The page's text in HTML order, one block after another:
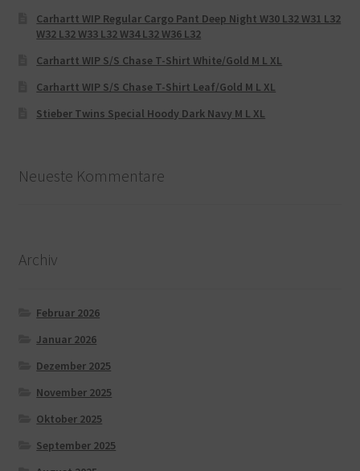
Carhartt WIP Regular Cargo Pant Deep Night W30 L32 W31 L32
W32 L32 W33 L32 W34 L32 W36 L32
Carhartt WIP S/S Chase T-Shirt White/Gold M L XL
Carhartt WIP S/S Chase T-Shirt Leaf/Gold M L XL
Stieber Twins Special Hoody Dark Navy M L XL
Neueste Kommentare
Archiv
Februar 2026
Januar 2026
Dezember 2025
November 2025
Oktober 2025
September 2025